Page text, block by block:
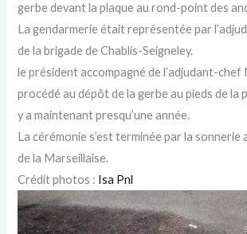
gerbe devant la plaque au rond-point des
La gendarmerie était représentée par
de la brigade de Chablis-Seigneley.
le président accompagné de l’adjudant-
procédé au dépôt de la gerbe au pieds de la
y a maintenant presqu’une année.
La cérémonie s’est terminée par la sonnerie
de la Marseillaise.
Crédit photos : Isa Pnl